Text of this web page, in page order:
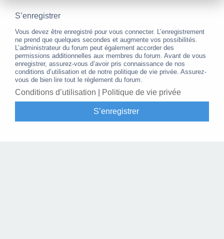
S’enregistrer
Vous devez être enregistré pour vous connecter. L’enregistrement
ne prend que quelques secondes et augmente vos possibilités.
L’administrateur du forum peut également accorder des
permissions additionnelles aux membres du forum. Avant de vous
enregistrer, assurez-vous d’avoir pris connaissance de nos
conditions d’utilisation et de notre politique de vie privée. Assurez-
vous de bien lire tout le règlement du forum.
Conditions d’utilisation Politique de vie privée
S’enregistrer